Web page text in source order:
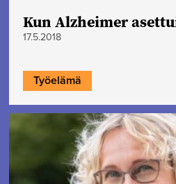
Kun Alzheimer
17.5.2018
Työelämä